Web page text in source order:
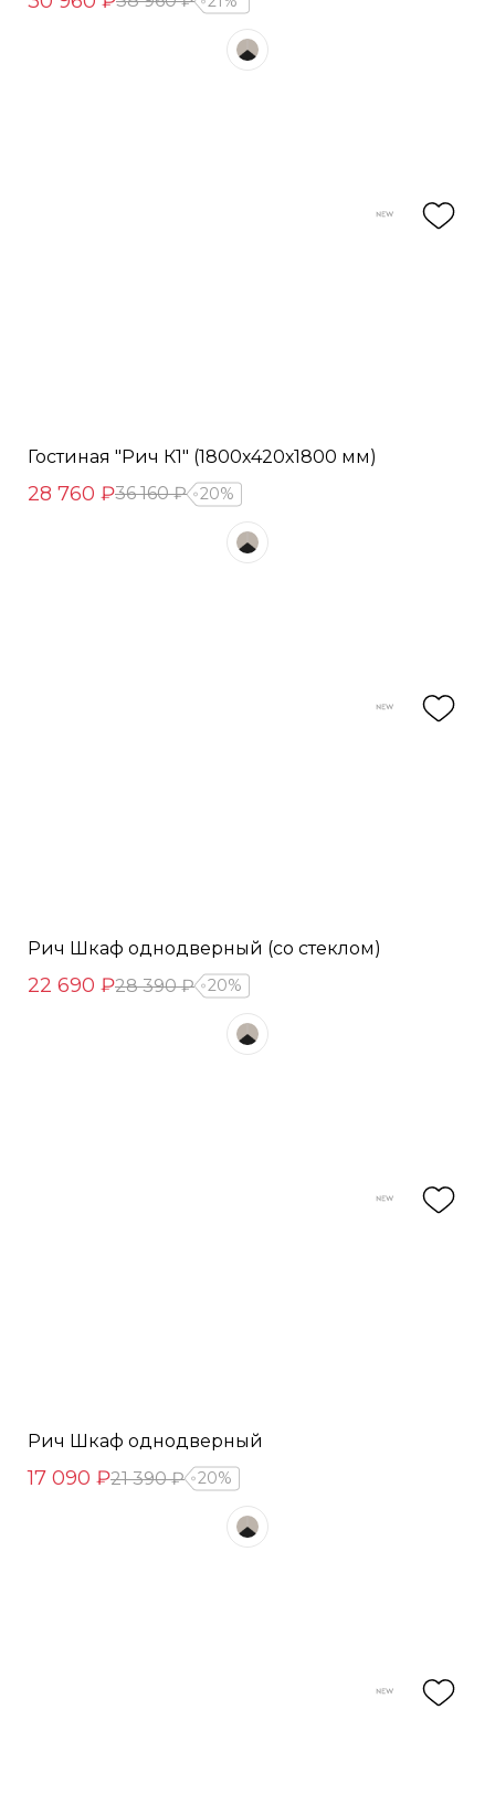
Гостиная "Рич К1" (1800х420х1800 мм)
28 760 ₽36 160 ₽ 20%
Рич Шкаф однодверный (со стеклом)
22 690 ₽28 390 ₽ 20%
Рич Шкаф однодверный
17 090 ₽21 390 ₽ 20%